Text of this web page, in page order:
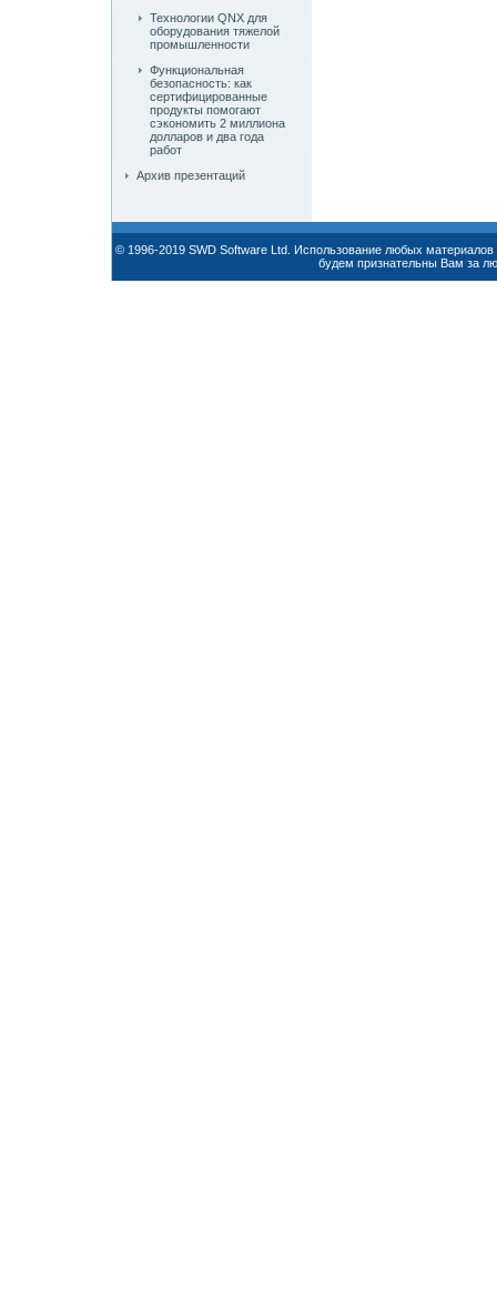
Технологии QNX для
оборудования тяжелой
промышленности
Функциональная
безопасность: как
сертифицированные
продукты помогают
сэкономить 2 миллиона
долларов и два года
работ
Архив презентаций
© 1996-2019 SWD Software Ltd. Использование любых
будем признательны Вам за